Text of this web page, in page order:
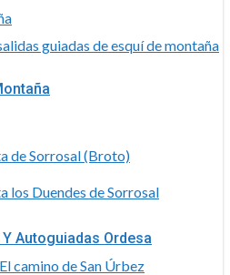
guiadas de esquí de montaña
de Sorrosal (Broto)
los Duendes de Sorrosal
Autoguiadas Ordesa
camino de San Úrbez